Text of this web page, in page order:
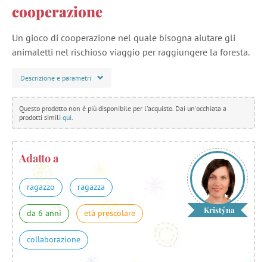
cooperazione
Un gioco di cooperazione nel quale bisogna aiutare gli
animaletti nel rischioso viaggio per raggiungere la foresta.
Descrizione e parametri
Questo prodotto non è più disponibile per l'acquisto. Dai un'occhiata a
prodotti simili qui
Adatto a
ragazzo ragazza
da 6 anni età prescolare
collaborazione
Kristýna